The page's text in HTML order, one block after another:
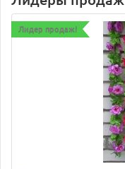
Лидер продаж!